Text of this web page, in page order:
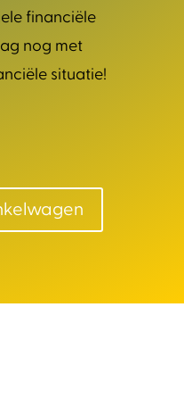
financiële
nog met
situatie!